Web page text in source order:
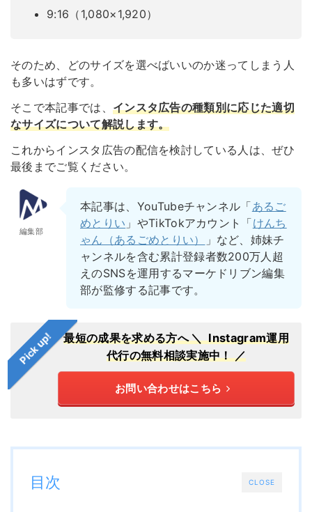
9:16（1,080×1,920）
そのため、どのサイズを選べばいいのか迷ってしまう人
も多いはずです。
そこで本記事では、 インスタ広告の種類別に応じた適切
なサイズについて解説します。
これからインスタ広告の配信を検討している人は、ぜひ
最後までご覧ください。
編集部
本記事は、YouTubeチャンネル「あるご
めとりい 」やTikTokアカウント「けんち
ゃん（あるごめとりい）
」など、姉妹チ
ャンネルを含む累計登録者数200万人超
えのSNSを運用するマーケドリブン編集
部が監修する記事です。
Pick up! 最短の成果を求める方へ＼ Instagram運用
代行の無料相談実施中！ ／
お問い合わせはこちら
CLOSE
目次